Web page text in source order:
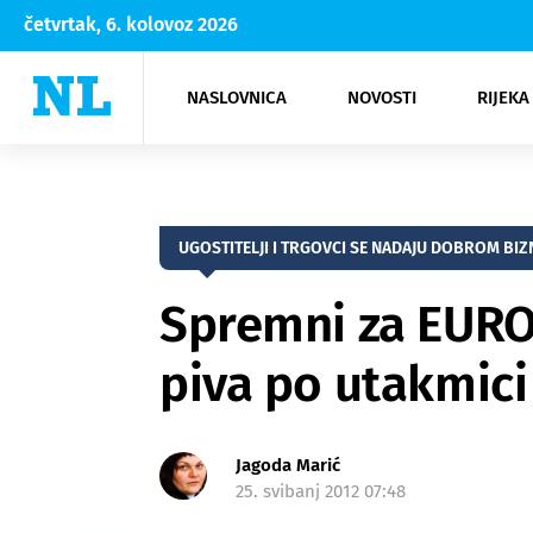
četvrtak, 6. kolovoz 2026
NASLOVNICA NOVOSTI
Rijeka Opatija
NK
Moda
Kultura
UGOSTITELJI I TRGOVCI SE NADAJU DOBROM
Spremni za
piva po utakmici
Jagoda Marić
25. svibanj 2012 07:48